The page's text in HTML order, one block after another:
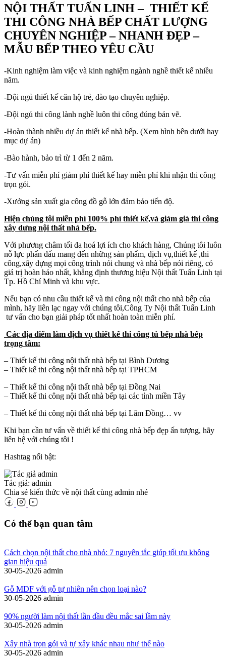
NỘI THẤT TUẤN LINH – THIẾT KẾ
THI CÔNG NHÀ BẾP CHẤT LƯỢNG
CHUYÊN NGHIỆP – NHANH ĐẸP –
MẪU BẾP THEO YÊU CẦU
-Kinh nghiệm làm việc và kinh nghiệm ngành nghề thiết kế nhiều
năm.
-Đội ngủ thiết kế căn hộ trẻ, đào tạo chuyên nghiệp.
-Đội ngủ thi công lành nghề luôn thi công đúng bản vẽ.
-Hoàn thành nhiều dự án thiết kế nhà bếp. (Xem hình bên dưới hay
mục dự án)
-Bào hành, bảo trì từ 1 đến 2 năm.
-Tư vấn miễn phí giảm phí thiết kế hay miễn phí khi nhận thi công
trọn gói.
-Xưởng sản xuất gia công đồ gỗ lớn đảm bảo tiến độ.
Hiện chúng tôi miễn phí 100% phí thiết kế,và giảm giá thi công
xây dựng nội thất nhà bếp.
Với phương châm tối đa hoá lợi ích cho khách hàng, Chúng tôi luôn
nỗ lực phấn đấu mang đến những sản phẩm, dịch vụ,thiết kế ,thi
công,xây dựng mọi công trình nói chung và nhà bếp nói riêng, có
giá trị hoàn hảo nhất, khẳng định thương hiệu Nội thất Tuấn Linh tại
Tp. Hồ Chí Minh và khu vực.
Nếu bạn có nhu cầu thiết kế và thi công nội thất cho nhà bếp của
mình, hãy liên lạc ngay với chúng tôi,Công Ty Nội thất Tuấn Linh
tư vấn cho bạn giải pháp tốt nhất hoàn toàn miễn phí.
Các địa điểm làm dịch vụ thiết kế thi công tủ bếp nhà bếp
trọng tâm:
– Thiết kế thi công nội thất nhà bếp tại Bình Dương
– Thiết kế thi công nội thất nhà bếp tại TPHCM
– Thiết kế thi công nội thất nhà bếp tại Đồng Nai
– Thiết kế thi công nội thất nhà bếp tại các tỉnh miền Tây
– Thiết kế thi công nội thất nhà bếp tại Lâm Đồng… vv
Khi bạn cần tư vấn về thiết kế thi công nhà bếp đẹp ấn tượng, hãy
liên hệ với chúng tôi !
Hashtag nổi bật:
Tác giả: admin
Chia sẻ kiến thức về nội thất cùng admin nhé
Có thể bạn quan tâm
Cách chọn nội thất cho nhà nhỏ: 7 nguyên tắc giúp tối ưu không
gian hiệu quả
30-05-2026 admin
Gỗ MDF với gỗ tự nhiên nên chọn loại nào?
30-05-2026 admin
90% người làm nội thất lần đầu đều mắc sai lầm này
30-05-2026 admin
Xây nhà trọn gói và tự xây khác nhau như thế nào
30-05-2026 admin